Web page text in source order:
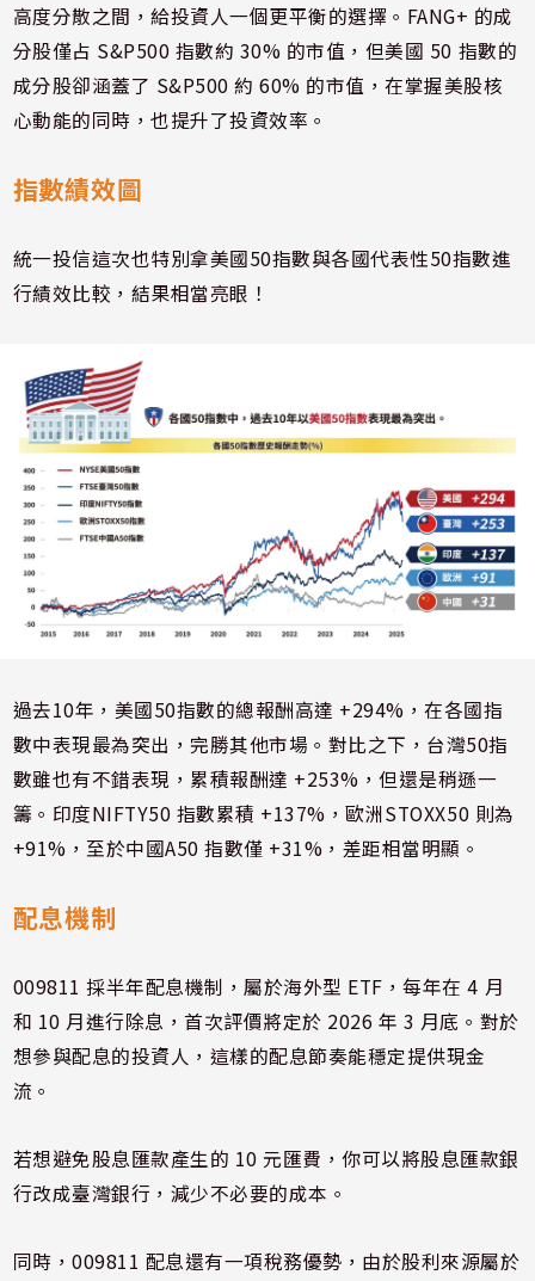
高度分散之間，給投資人一個更平衡的選擇。FANG+ 的成
分股僅占 S&P500 指數約 30% 的市值，但美國 50 指數的
成分股卻涵蓋了 S&P500 約 60% 的市值，在掌握美股核
心動能的同時，也提升了投資效率。
指數績效圖
統一投信這次也特別拿美國50指數與各國代表性50指數進
行績效比較，結果相當亮眼！
過去10年，美國50指數的總報酬高達 +294%，在各國指
數中表現最為突出，完勝其他市場。對比之下，台灣50指
數雖也有不錯表現，累積報酬達 +253%，但還是稍遜一
籌。印度NIFTY50 指數累積 +137%，歐洲STOXX50 則為
+91%，至於中國A50 指數僅 +31%，差距相當明顯。
配息機制
009811 採半年配息機制，屬於海外型 ETF，每年在 4 月
和 10 月進行除息，首次評價將定於 2026 年 3 月底。對於
想參與配息的投資人，這樣的配息節奏能穩定提供現金
流。
若想避免股息匯款產生的 10 元匯費，你可以將股息匯款銀
行改成臺灣銀行，減少不必要的成本。
同時，009811 配息還有一項稅務優勢，由於股利來源屬於